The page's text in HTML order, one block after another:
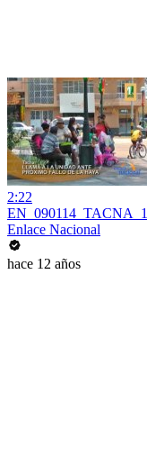
2:22
EN_090114_TACNA_1
Enlace Nacional
hace 12 años